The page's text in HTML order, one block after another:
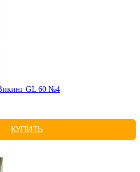
GL 60 №4
КУПИТЬ